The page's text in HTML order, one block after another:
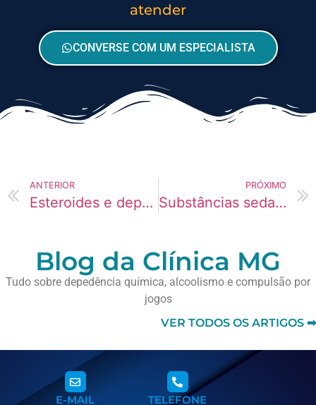
atender
CONVERSE COM UM ESPECIALISTA
ANTERIOR
Esteroides e dependência psicológica
PRÓXIMO
Substâncias sedativas e dependência química
Blog da Clínica MG
Tudo sobre depedência química, alcoolismo e compulsão por
jogos
VER TODOS OS ARTIGOS ➡
E-MAIL TELEFONE